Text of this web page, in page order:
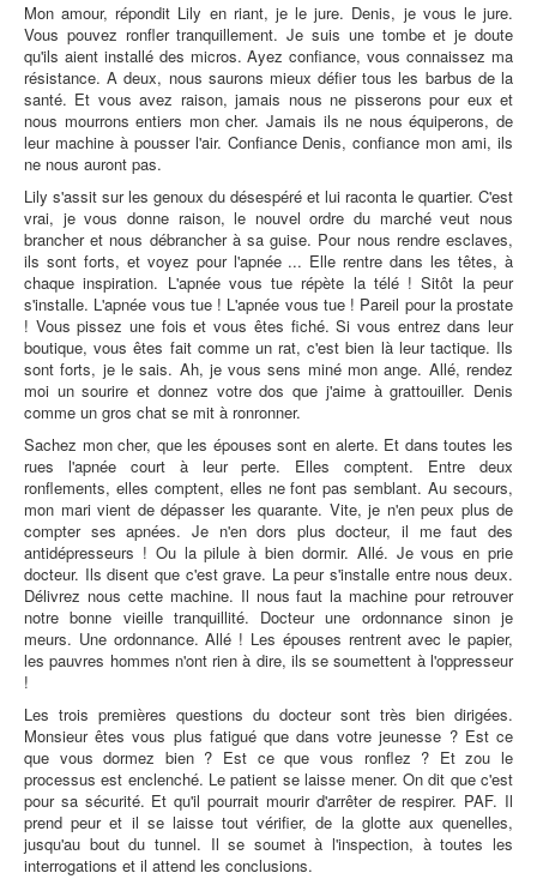
Mon amour, répondit Lily en riant, je le jure. Denis, je vous le jure.
Vous pouvez ronfler tranquillement. Je suis une tombe et je doute
qu'ils aient installé des micros. Ayez confiance, vous connaissez ma
résistance. A deux, nous saurons mieux défier tous les barbus de la
santé. Et vous avez raison, jamais nous ne pisserons pour eux et
nous mourrons entiers mon cher. Jamais ils ne nous équiperons, de
leur machine à pousser l'air. Confiance Denis, confiance mon ami, ils
ne nous auront pas.
Lily s'assit sur les genoux du désespéré et lui raconta le quartier. C'est
vrai, je vous donne raison, le nouvel ordre du marché veut nous
brancher et nous débrancher à sa guise. Pour nous rendre esclaves,
ils sont forts, et voyez pour l'apnée ... Elle rentre dans les têtes, à
chaque inspiration. L'apnée vous tue répète la télé ! Sitôt la peur
s'installe. L'apnée vous tue ! L'apnée vous tue ! Pareil pour la prostate
! Vous pissez une fois et vous êtes fiché. Si vous entrez dans leur
boutique, vous êtes fait comme un rat, c'est bien là leur tactique. Ils
sont forts, je le sais. Ah, je vous sens miné mon ange. Allé, rendez
moi un sourire et donnez votre dos que j'aime à grattouiller. Denis
comme un gros chat se mit à ronronner.
Sachez mon cher, que les épouses sont en alerte. Et dans toutes les
rues l'apnée court à leur perte. Elles comptent. Entre deux
ronflements, elles comptent, elles ne font pas semblant. Au secours,
mon mari vient de dépasser les quarante. Vite, je n'en peux plus de
compter ses apnées. Je n'en dors plus docteur, il me faut des
antidépresseurs ! Ou la pilule à bien dormir. Allé. Je vous en prie
docteur. Ils disent que c'est grave. La peur s'installe entre nous deux.
Délivrez nous cette machine. Il nous faut la machine pour retrouver
notre bonne vieille tranquillité. Docteur une ordonnance sinon je
meurs. Une ordonnance. Allé ! Les épouses rentrent avec le papier,
les pauvres hommes n'ont rien à dire, ils se soumettent à l'oppresseur
!
Les trois premières questions du docteur sont très bien dirigées.
Monsieur êtes vous plus fatigué que dans votre jeunesse ? Est ce
que vous dormez bien ? Est ce que vous ronflez ? Et zou le
processus est enclenché. Le patient se laisse mener. On dit que c'est
pour sa sécurité. Et qu'il pourrait mourir d'arrêter de respirer. PAF. Il
prend peur et il se laisse tout vérifier, de la glotte aux quenelles,
jusqu'au bout du tunnel. Il se soumet à l'inspection, à toutes les
interrogations et il attend les conclusions.